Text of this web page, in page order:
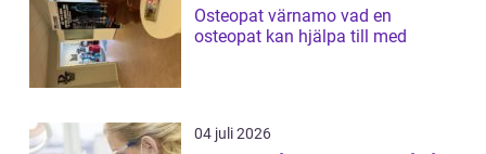
Osteopat värnamo vad en
osteopat kan hjälpa till med
04 juli 2026